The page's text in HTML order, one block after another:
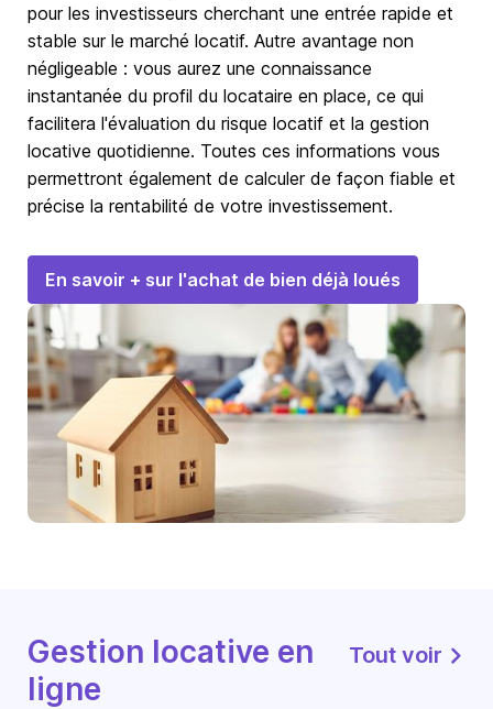
pour les investisseurs cherchant une entrée rapide et
stable sur le marché locatif. Autre avantage non
négligeable : vous aurez une connaissance
instantanée du profil du locataire en place, ce qui
facilitera l'évaluation du risque locatif et la gestion
locative quotidienne. Toutes ces informations vous
permettront également de calculer de façon fiable et
précise la rentabilité de votre investissement.
En savoir + sur l'achat de bien déjà loués
Gestion locative en
ligne
Tout voir